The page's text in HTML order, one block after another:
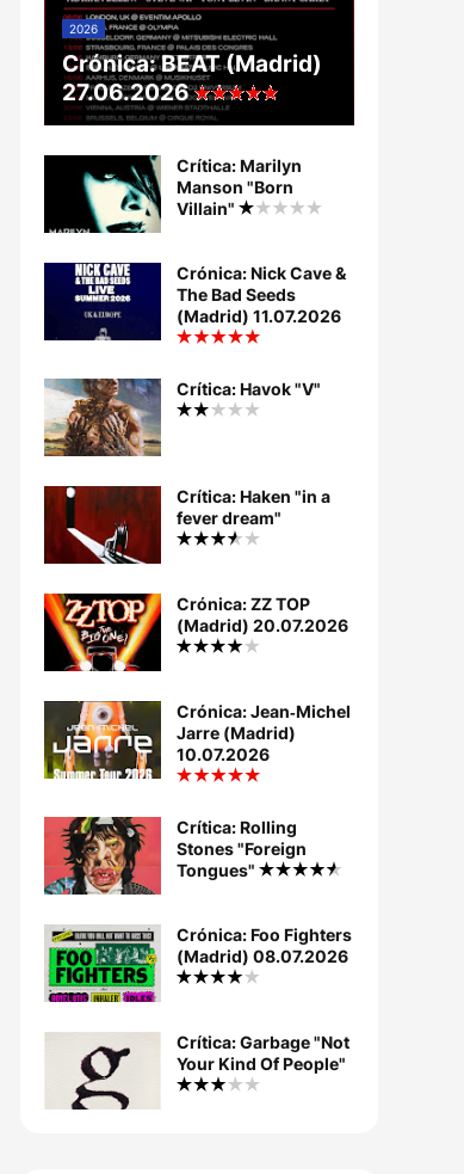
2026
Crónica: BEAT (Madrid)
27.06.2026
Crítica: Marilyn
Manson "Born
Villain"
Crónica: Nick Cave &
The Bad Seeds
(Madrid) 11.07.2026
Crítica: Havok "V"
Crítica: Haken "in a
fever dream"
Crónica: ZZ TOP
(Madrid) 20.07.2026
Crónica: Jean‐Michel
Jarre (Madrid)
10.07.2026
Crítica: Rolling
Stones "Foreign
Tongues"
Crónica: Foo Fighters
(Madrid) 08.07.2026
Crítica: Garbage "Not
Your Kind Of People"